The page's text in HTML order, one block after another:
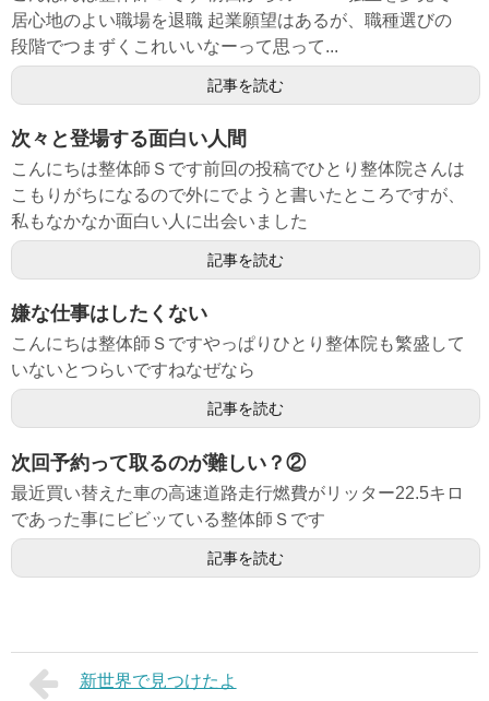
居心地のよい職場を退職 起業願望はあるが、職種選びの
段階でつまずくこれいいなーって思って...
記事を読む
次々と登場する面白い人間
こんにちは整体師Ｓです前回の投稿でひとり整体院さんは
こもりがちになるので外にでようと書いたところですが、
私もなかなか面白い人に出会いました
記事を読む
嫌な仕事はしたくない
こんにちは整体師Ｓですやっぱりひとり整体院も繁盛して
いないとつらいですねなぜなら
記事を読む
次回予約って取るのが難しい？②
最近買い替えた車の高速道路走行燃費がリッター22.5キロ
であった事にビビッている整体師Ｓです
記事を読む
新世界で見つけたよ